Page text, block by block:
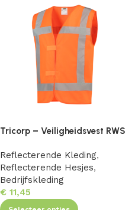
Tricorp – Veiligheidsvest RWS
Reflecterende Kleding,
Reflecterende Hesjes,
Bedrijfskleding
€ 11,45